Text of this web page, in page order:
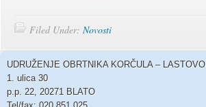
Filed Under: Novosti
UDRUŽENJE OBRTNIKA KORČULA – LASTOVO
1. ulica 30
p.p. 22, 20271 BLATO